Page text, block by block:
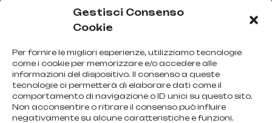
Gestisci Consenso
Cookie
Per fornire le migliori esperienze, utilizziamo tecnologie
come i cookie per memorizzare e/o accedere alle
informazioni del dispositivo. Il consenso a queste
tecnologie ci permetterà di elaborare dati come il
comportamento di navigazione o ID unici su questo sito.
Non acconsentire o ritirare il consenso può influire
negativamente su alcune caratteristiche e funzioni.
Técnicas
mamoplastia
dereducción
La elección de la técnica a utilizar depende de las condiciones